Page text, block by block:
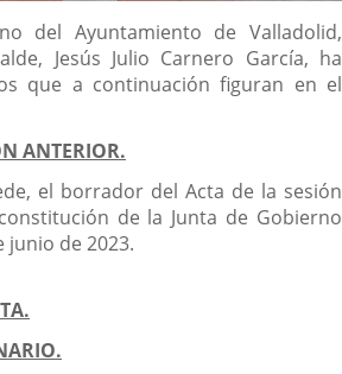
del Ayuntamiento de Valladolid,
Jesús Julio Carnero García, ha
que a continuación figuran en el
ANTERIOR.
el borrador del Acta de la sesión
de la Junta de Gobierno
junio de 2023.